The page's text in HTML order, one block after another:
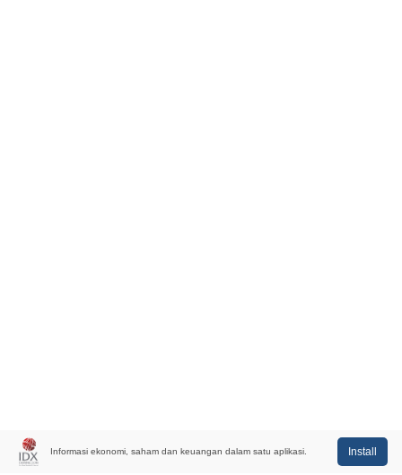
Informasi ekonomi, saham dan keuangan dalam satu aplikasi. Install